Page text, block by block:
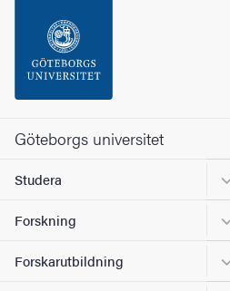
Sidfoten
Om webbplatsen
Göteborgs universitet
Studera
Forskning
Forskarutbildning